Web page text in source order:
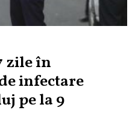
zile în
infectare
pe la 9